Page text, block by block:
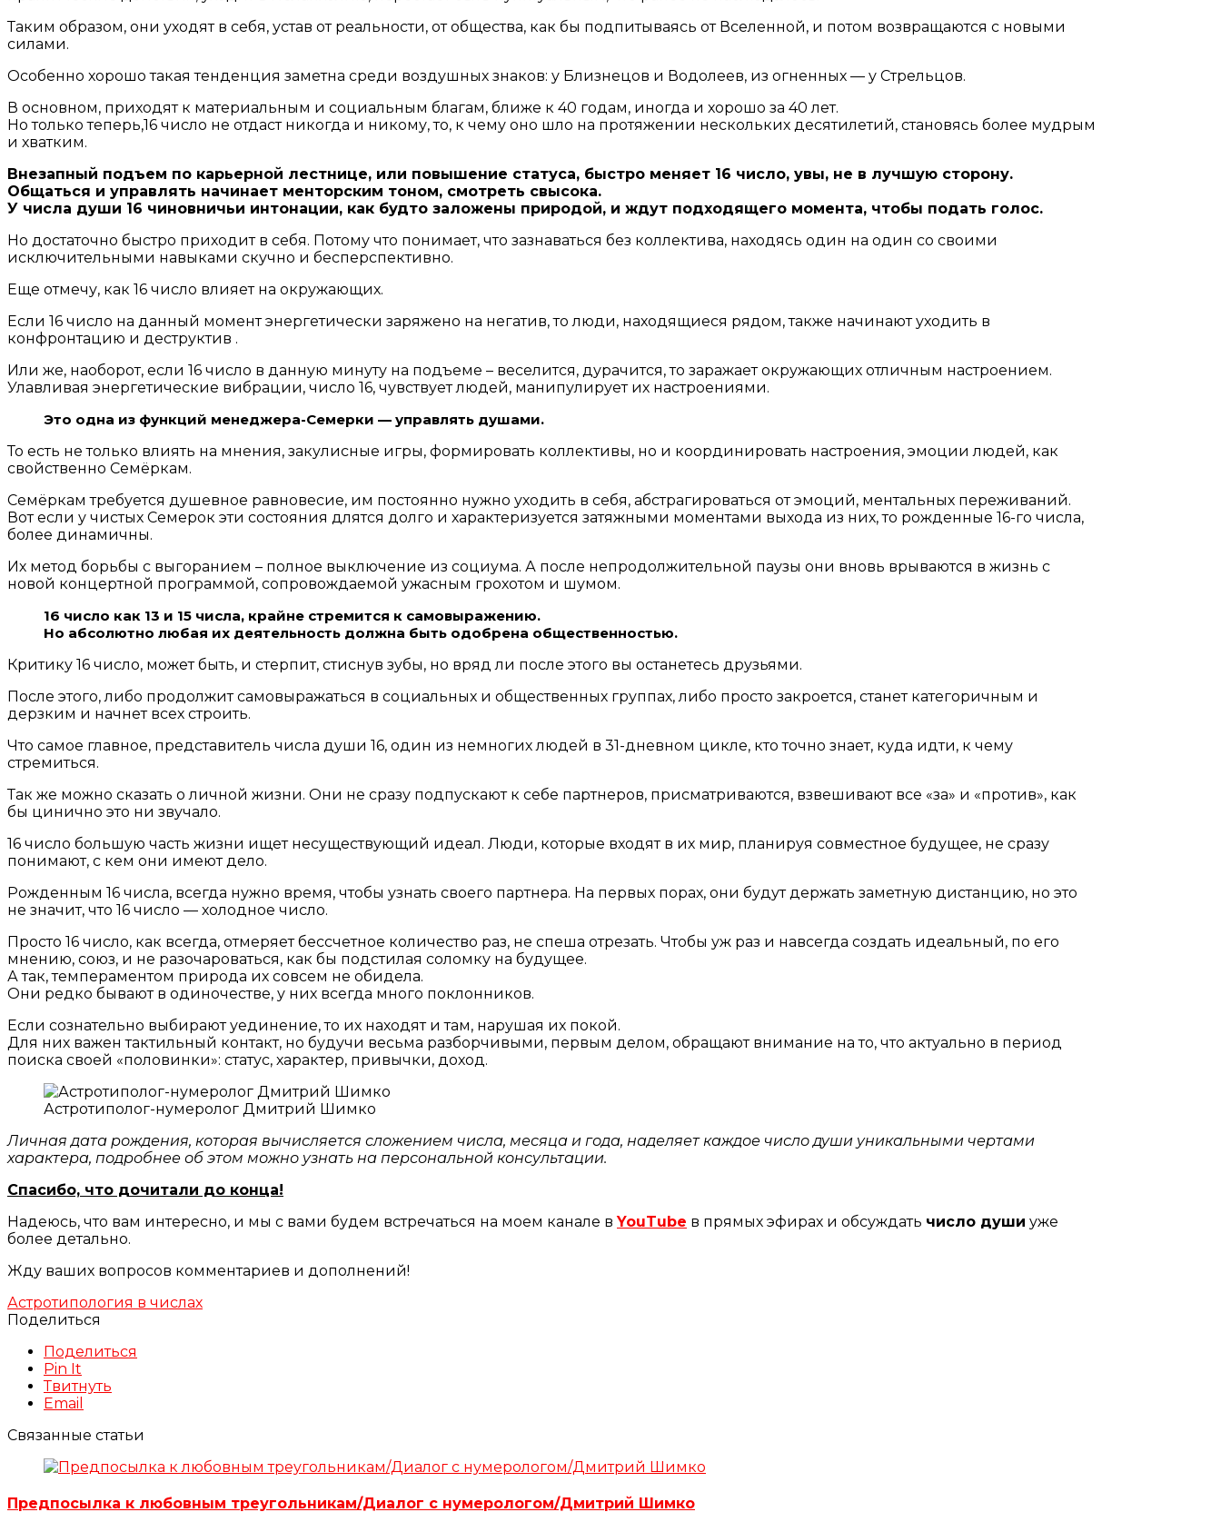
Таким образом, они уходят в себя, устав от реальности, от общества, как бы подпитываясь от Вселенной, и потом возвращаются с новыми
силами.
Особенно хорошо такая тенденция заметна среди воздушных знаков: у Близнецов и Водолеев, из огненных — у Стрельцов.
В основном, приходят к материальным и социальным благам, ближе к 40 годам, иногда и хорошо за 40 лет.
Но только теперь,16 число не отдаст никогда и никому, то, к чему оно шло на протяжении нескольких десятилетий, становясь более мудрым
и хватким.
Внезапный подъем по карьерной лестнице, или повышение статуса, быстро меняет 16 число, увы, не в лучшую сторону.
Общаться и управлять начинает менторским тоном, смотреть свысока.
У числа души 16 чиновничьи интонации, как будто заложены природой, и ждут подходящего момента, чтобы подать голос.
Но достаточно быстро приходит в себя. Потому что понимает, что зазнаваться без коллектива, находясь один на один со своими
исключительными навыками скучно и бесперспективно.
Еще отмечу, как 16 число влияет на окружающих.
Если 16 число на данный момент энергетически заряжено на негатив, то люди, находящиеся рядом, также начинают уходить в
конфронтацию и деструктив .
Или же, наоборот, если 16 число в данную минуту на подъеме – веселится, дурачится, то заражает окружающих отличным настроением.
Улавливая энергетические вибрации, число 16, чувствует людей, манипулирует их настроениями.
Это одна из функций менеджера-Семерки — управлять душами.
То есть не только влиять на мнения, закулисные игры, формировать коллективы, но и координировать настроения, эмоции людей, как
свойственно Семёркам.
Семёркам требуется душевное равновесие, им постоянно нужно уходить в себя, абстрагироваться от эмоций, ментальных переживаний.
Вот если у чистых Семерок эти состояния длятся долго и характеризуется затяжными моментами выхода из них, то рожденные 16-го числа,
более динамичны.
Их метод борьбы с выгоранием – полное выключение из социума. А после непродолжительной паузы они вновь врываются в жизнь с
новой концертной программой, сопровождаемой ужасным грохотом и шумом.
16 число как 13 и 15 числа, крайне стремится к самовыражению.
Но абсолютно любая их деятельность должна быть одобрена общественностью.
Критику 16 число, может быть, и стерпит, стиснув зубы, но вряд ли после этого вы останетесь друзьями.
После этого, либо продолжит самовыражаться в социальных и общественных группах, либо просто закроется, станет категоричным и
дерзким и начнет всех строить.
Что самое главное, представитель числа души 16, один из немногих людей в 31-дневном цикле, кто точно знает, куда идти, к чему
стремиться.
Так же можно сказать о личной жизни. Они не сразу подпускают к себе партнеров, присматриваются, взвешивают все «за» и «против», как
бы цинично это ни звучало.
16 число большую часть жизни ищет несуществующий идеал. Люди, которые входят в их мир, планируя совместное будущее, не сразу
понимают, с кем они имеют дело.
Рожденным 16 числа, всегда нужно время, чтобы узнать своего партнера. На первых порах, они будут держать заметную дистанцию, но это
не значит, что 16 число — холодное число.
Просто 16 число, как всегда, отмеряет бессчетное количество раз, не спеша отрезать. Чтобы уж раз и навсегда создать идеальный, по его
мнению, союз, и не разочароваться, как бы подстилая соломку на будущее.
А так, темпераментом природа их совсем не обидела.
Они редко бывают в одиночестве, у них всегда много поклонников.
Если сознательно выбирают уединение, то их находят и там, нарушая их покой.
Для них важен тактильный контакт, но будучи весьма разборчивыми, первым делом, обращают внимание на то, что актуально в период
поиска своей «половинки»: статус, характер, привычки, доход.
Астротиполог-нумеролог Дмитрий Шимко
Личная дата рождения, которая вычисляется сложением числа, месяца и года, наделяет каждое число души уникальными чертами
характера, подробнее об этом можно узнать на персональной консультации.
Спасибо, что дочитали до конца!
Надеюсь, что вам интересно, и мы с вами будем встречаться на моем канале вYouTube в прямых эфирах и обсуждать число души уже
более детально.
Жду ваших вопросов комментариев и дополнений!
Астротипология в числах
Поделиться
Поделиться
Pin It
Твитнуть
Email
Связанные статьи
Предпосылка к любовным треугольникам/Диалог с нумерологом/Дмитрий Шимко